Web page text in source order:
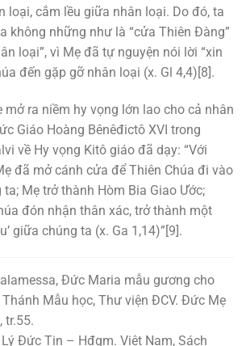
loại, cắm lều giữa nhân loại. Do đó, ta
không những như là “cửa Thiên Đàng”
loại”, vì Mẹ đã tự nguyện nói lời “xin
đến gặp gỡ nhân loại (x. Gl 4,4)[8].
mở ra niềm hy vọng lớn lao cho cả nhân
Giáo Hoàng Bênêđictô XVI trong
về Hy vọng Kitô giáo đã dạy: “Với
đã mở cánh cửa để Thiên Chúa đi vào
Mẹ trở thành Hòm Bia Giao Ước;
đón nhận thân xác, trở thành một
giữa chúng ta (x. Ga 1,14)”[9].
Đức Maria mẫu gương cho
Mẫu học, Thư viện ĐCV. Đức Mẹ
tr.55.
Lý Đức Tin – Hđgm. Việt Nam, Sách